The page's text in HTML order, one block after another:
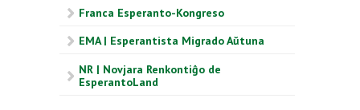
Franca Esperanto-Kongreso
EMA | Esperantista Migrado Aŭtuna
NR | Novjara Renkontiĝo de
EsperantoLand